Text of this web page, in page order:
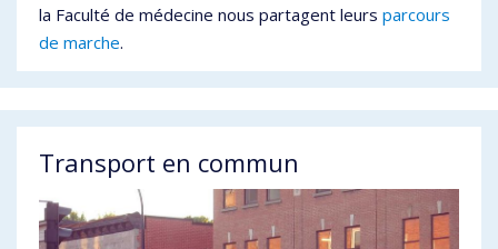
la Faculté de médecine nous partagent leurs parcours
de marche.
Transport en commun